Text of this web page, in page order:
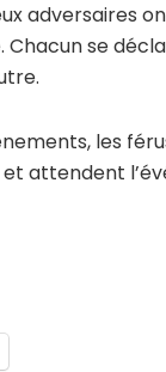
adversaires
se
les
attendent